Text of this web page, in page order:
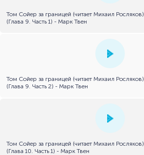
Том Сойер за границей (читает Михаил Росляков)
(Глава 9. Часть 1) - Марк Твен
Том Сойер за границей (читает Михаил Росляков)
(Глава 9. Часть 2) - Марк Твен
Том Сойер за границей (читает Михаил Росляков)
(Глава 10. Часть 1) - Марк Твен